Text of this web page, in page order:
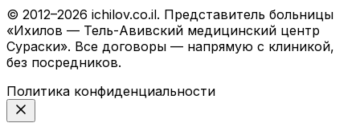
© 2012–2026 ichilov.co.il. Представитель больницы
«Ихилов — Тель-Авивский медицинский центр
Сураски». Все договоры — напрямую с клиникой,
без посредников.
Политика конфиденциальности